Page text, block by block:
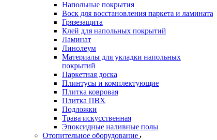
Напольные покрытия
Воск для восстановления паркета и ламината
Грязезащита
Клей для напольных покрытий
Ламинат
Линолеум
Материалы для укладки напольных
покрытий
Паркетная доска
Плинтусы и комплектующие
Плитка ковровая
Плитка ПВХ
Подложки
Трава искусственная
Эпоксидные наливные полы
Отопительное оборудование